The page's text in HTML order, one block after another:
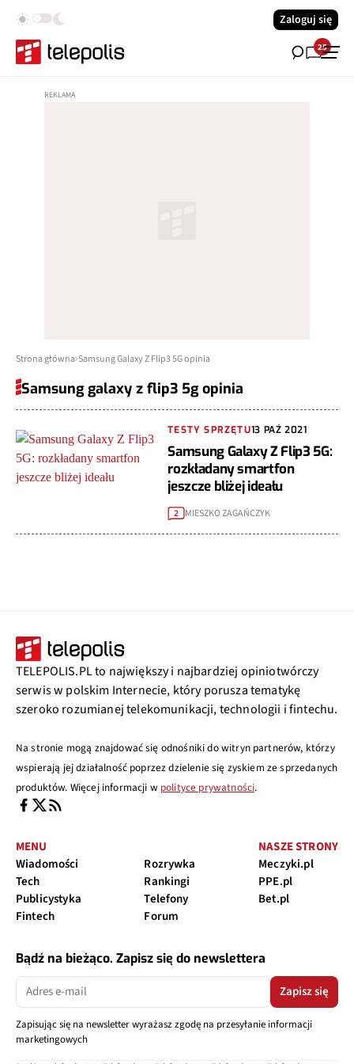
Zaloguj się
25
Strona główna Samsung Galaxy Z Flip3 5G opinia
Samsung galaxy z flip3 5g opinia
TESTY SPRZĘTU13 PAŹ 2021
Samsung Galaxy Z Flip3 5G:
rozkładany smartfon
jeszcze bliżej ideału
2 MIESZKO ZAGAŃCZYK
TELEPOLIS.PL to największy i najbardziej opiniotwórczy
serwis w polskim Internecie, który porusza tematykę
szeroko rozumianej telekomunikacji, technologii i fintechu.
Na stronie mogą znajdować się odnośniki do witryn partnerów, którzy
wspierają jej działalność poprzez dzielenie się zyskiem ze sprzedanych
produktów. Więcej informacji w polityce prywatności.
MENU
Wiadomości
Tech
Publicystyka
Fintech
Rozrywka
Rankingi
Telefony
Forum
NASZE STRONY
Meczyki.pl
PPE.pl
Bet.pl
Bądź na bieżąco. Zapisz się do newslettera
Zapisz się
Zapisując się na newsletter wyrażasz zgodę na przesyłanie informacji
marketingowych